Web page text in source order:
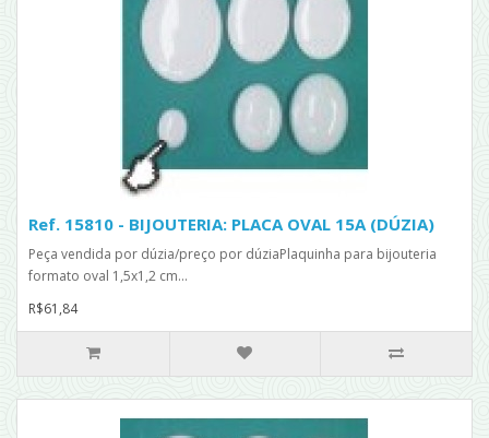
Ref. 15810 - BIJOUTERIA: PLACA OVAL 15A (DÚZIA)
Peça vendida por dúzia/preço por dúziaPlaquinha para bijouteria
formato oval 1,5x1,2 cm...
R$61,84